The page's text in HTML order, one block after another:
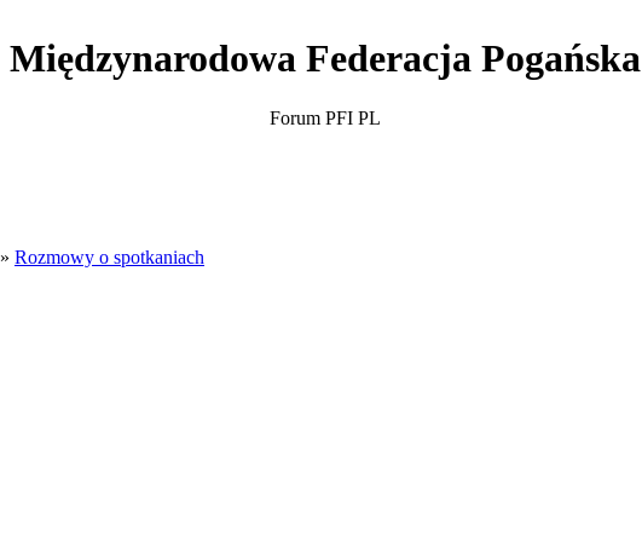
Międzynarodowa Federacja Pogańska
Forum PFI PL
» Rozmowy o spotkaniach